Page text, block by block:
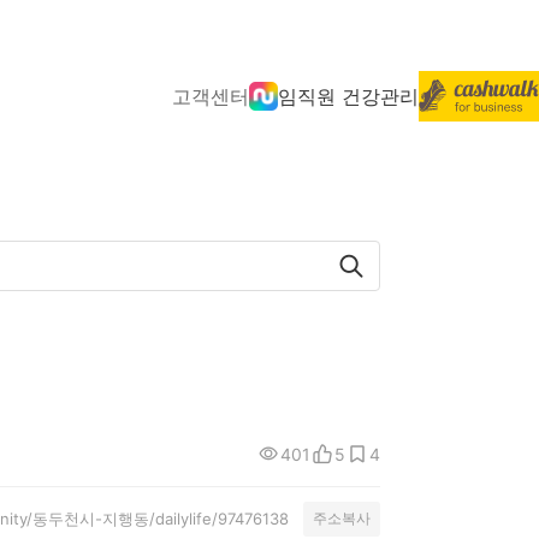
고객센터 임직원 건강관리
401 5 4
동두천시-지행동/dailylife/97476138 주소복사